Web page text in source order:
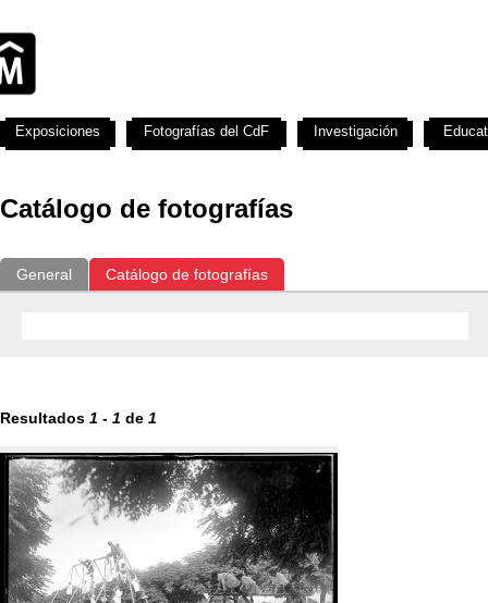
Catálogo de fotografías
General Catálogo de fotografías
Resultados 1 - 1 de 1
Exposiciones Fotografías del CdF Investigación